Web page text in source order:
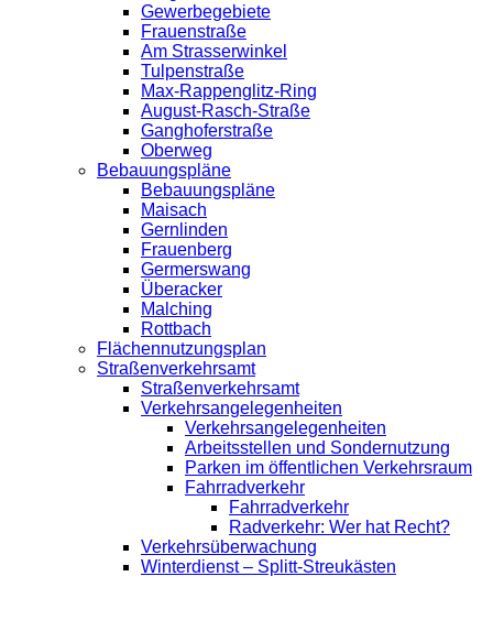
Gewerbegebiete
Frauenstraße
Am Strasserwinkel
Tulpenstraße
Max-Rappenglitz-Ring
August-Rasch-Straße
Ganghoferstraße
Oberweg
Bebauungspläne
Bebauungspläne
Maisach
Gernlinden
Frauenberg
Germerswang
Überacker
Malching
Rottbach
Flächennutzungsplan
Straßenverkehrsamt
Straßenverkehrsamt
Verkehrsangelegenheiten
Verkehrsangelegenheiten
Arbeitsstellen und Sondernutzung
Parken im öffentlichen Verkehrsraum
Fahrradverkehr
Fahrradverkehr
Radverkehr: Wer hat Recht?
Verkehrsüberwachung
Winterdienst – Splitt-Streukästen